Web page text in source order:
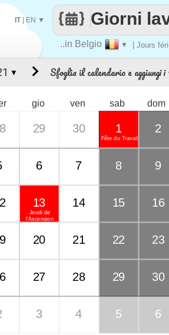
..in Belgio ▼ | Jours
Giorni
IT|EN ▼
Sfoglia il calendario e aggiungi
gio ven sab dom
29 30
Fête du Travail
1 2
6 7 8 9
Jeudi de
l'Ascension
13 14 15 16
20 21 22 23
27 28 29 30
3 4 5 6
▼